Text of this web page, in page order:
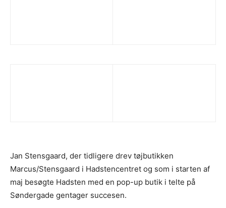
Jan Stensgaard, der tidligere drev tøjbutikken
Marcus/Stensgaard i Hadstencentret og som i starten af
maj besøgte Hadsten med en pop-up butik i telte på
Søndergade gentager succesen.